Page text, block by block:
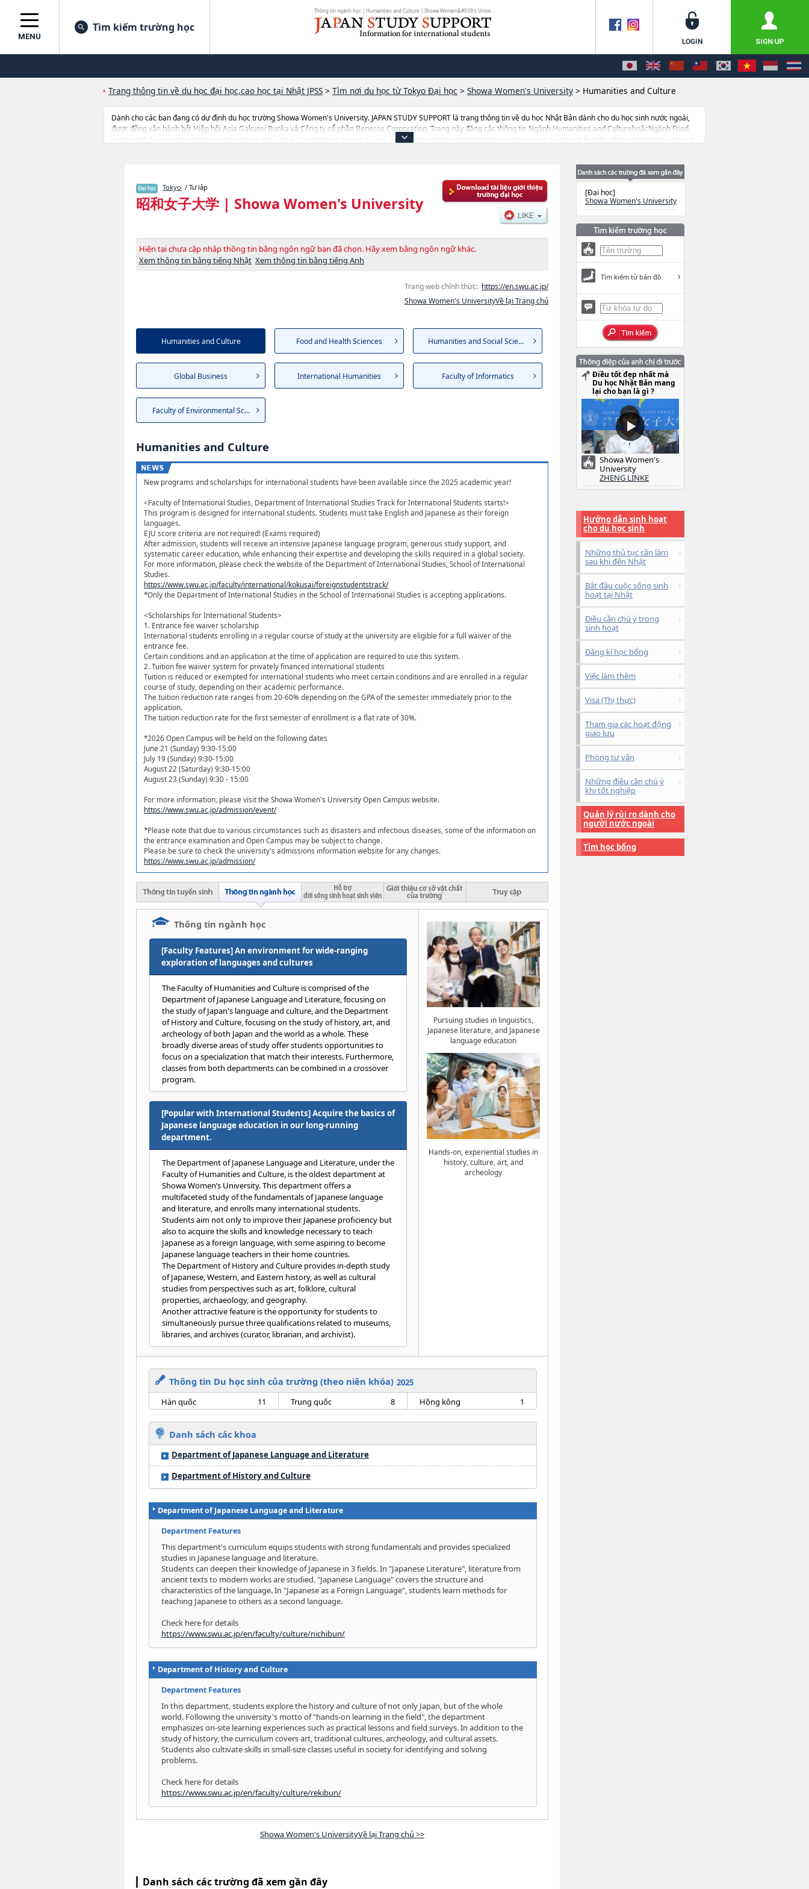
MENU
Tìm kiếm trường học
Trang thông tin về du học đại học,cao học tại Nhật JPSS > Tìm nơi du học từ Tokyo Đại học > Showa Women's University > Humanities and Culture
Dành cho các bạn đang có dự định du học trường Showa Women's University. JAPAN STUDY SUPPORT là trang thông tin về du học Nhật Bản dành cho du học sinh nước ngoài,
được đồng vận hành bởi Hiệp hội Asia Gakusei Bunka và Công ty cổ phần Benesse Corporation. Trang này đăng các thông tin Ngành Humanities and CulturehoặcNgành Food
and Health ScienceshoặcNgành Humanities and Social ScienceshoặcNgành Global BusinesshoặcNgành International HumanitieshoặcNgành Faculty of InformaticshoặcNgành
Tokyo / Tư lập
昭和女子大学 | Showa Women's University
Hiện tại chưa cập nhập thông tin bằng ngôn ngữ bạn đã chọn. Hãy xem bằng ngôn ngữ khác.
Xem thông tin bằng tiếng Nhật Xem thông tin bằng tiếng Anh
Trang web chính thức: https://en.swu.ac.jp/
Showa Women's UniversityVề lại Trang chủ
Humanities and Culture Food and Health Sciences Humanities and Social Sciences
Global Business International Humanities Faculty of Informatics
Faculty of Environmental Sc...
Humanities and Culture
New programs and scholarships for international students have been available since the 2025 academic year!
<Faculty of International Studies, Department of International Studies Track for International Students starts!>
This program is designed for international students. Students must take English and Japanese as their foreign
languages.
EJU score criteria are not required! (Exams required)
After admission, students will receive an intensive Japanese language program, generous study support, and
systematic career education, while enhancing their expertise and developing the skills required in a global society.
For more information, please check the website of the Department of International Studies, School of International
Studies.
https://www.swu.ac.jp/faculty/international/kokusai/foreignstudentstrack/
*Only the Department of International Studies in the School of International Studies is accepting applications.
<Scholarships for International Students>
1. Entrance fee waiver scholarship
International students enrolling in a regular course of study at the university are eligible for a full waiver of the
entrance fee.
Certain conditions and an application at the time of application are required to use this system.
2. Tuition fee waiver system for privately financed international students
Tuition is reduced or exempted for international students who meet certain conditions and are enrolled in a regular
course of study, depending on their academic performance.
The tuition reduction rate ranges from 20-60% depending on the GPA of the semester immediately prior to the
application.
The tuition reduction rate for the first semester of enrollment is a flat rate of 30%.
*2026 Open Campus will be held on the following dates
June 21 (Sunday) 9:30-15:00
July 19 (Sunday) 9:30-15:00
August 22 (Saturday) 9:30-15:00
August 23 (Sunday) 9:30 - 15:00
For more information, please visit the Showa Women's University Open Campus website.
https://www.swu.ac.jp/admission/event/
*Please note that due to various circumstances such as disasters and infectious diseases, some of the information on
the entrance examination and Open Campus may be subject to change.
Please be sure to check the university's admissions information website for any changes.
https://www.swu.ac.jp/admission/
Thông tin ngành học
[Faculty Features] An environment for wide-ranging
exploration of languages and cultures
The Faculty of Humanities and Culture is comprised of the
Department of Japanese Language and Literature, focusing on
the study of Japan's language and culture, and the Department
of History and Culture, focusing on the study of history, art, and
archeology of both Japan and the world as a whole. These
broadly diverse areas of study offer students opportunities to
focus on a specialization that match their interests. Furthermore,
classes from both departments can be combined in a crossover
program.
[Popular with International Students] Acquire the basics of
Japanese language education in our long-running
department.
The Department of Japanese Language and Literature, under the
Faculty of Humanities and Culture, is the oldest department at
Showa Women’s University. This department offers a
multifaceted study of the fundamentals of Japanese language
and literature, and enrolls many international students.
Students aim not only to improve their Japanese proficiency but
also to acquire the skills and knowledge necessary to teach
Japanese as a foreign language, with some aspiring to become
Japanese language teachers in their home countries.
The Department of History and Culture provides in-depth study
of Japanese, Western, and Eastern history, as well as cultural
studies from perspectives such as art, folklore, cultural
properties, archaeology, and geography.
Another attractive feature is the opportunity for students to
simultaneously pursue three qualifications related to museums,
libraries, and archives (curator, librarian, and archivist).
Pursuing studies in linguistics,
Japanese literature, and Japanese
language education
Hands-on, experiential studies in
history, culture, art, and
archeology
Thông tin Du học sinh của trường (theo niên khóa) 2025
Hàn quốc
11 Trung quốc 8 Hồng kông 1
Danh sách các khoa
Department of Japanese Language and Literature
Department of History and Culture
Department of Japanese Language and Literature
Department Features
This department's curriculum equips students with strong fundamentals and provides specialized
studies in Japanese language and literature.
Students can deepen their knowledge of Japanese in 3 fields. In "Japanese Literature", literature from
ancient texts to modern works are studied. "Japanese Language" covers the structure and
characteristics of the language. In "Japanese as a Foreign Language", students learn methods for
teaching Japanese to others as a second language.
Check here for details
https://www.swu.ac.jp/en/faculty/culture/nichibun/
Department of History and Culture
Department Features
In this department, students explore the history and culture of not only Japan, but of the whole
world. Following the university's motto of "hands-on learning in the field", the department
emphasizes on-site learning experiences such as practical lessons and field surveys. In addition to the
study of history, the curriculum covers art, traditional cultures, archeology, and cultural assets.
Students also cultivate skills in small-size classes useful in society for identifying and solving
problems.
Check here for details
https://www.swu.ac.jp/en/faculty/culture/rekibun/
Showa Women's UniversityVề lại Trang chủ >>
Danh sách các trường đã xem gần đây
[Đại học]
Showa Women's University
Tìm kiếm từ bản đồ
Điều tốt đẹp nhất mà
Du học Nhật Bản mang
lại cho bạn là gì ?
Showa Women's
University
ZHENG LINKE
Hướng dẫn sinh hoạt
cho du học sinh
Những thủ tục cần làm
sau khi đến Nhật
Bắt đầu cuộc sống sinh
hoạt tại Nhật
Điều cần chú ý trong
sinh hoạt
Đăng kí học bổng
Việc làm thêm
Visa (Thị thực)
Tham gia các hoạt động
giao lưu
Phòng tư vấn
Những điều cần chú ý
khi tốt nghiệp
Quản lý rủi ro dành cho
người nước ngoài
Tìm học bổng